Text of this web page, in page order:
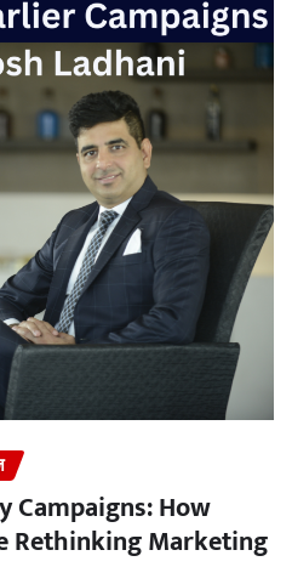
Campaigns: How
Rethinking Marketing